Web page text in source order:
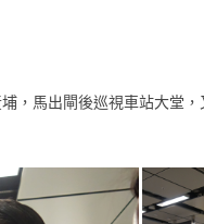
，馬出閘後巡視車站大堂